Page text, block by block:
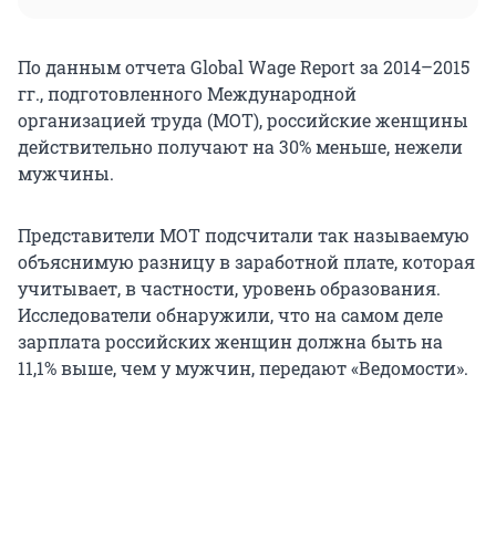
По данным отчета Global Wage Report за 2014–2015
гг., подготовленного Международной
организацией труда (МОТ), российские женщины
действительно получают на 30% меньше, нежели
мужчины.
Представители МОТ подсчитали так называемую
объяснимую разницу в заработной плате, которая
учитывает, в частности, уровень образования.
Исследователи обнаружили, что на самом деле
зарплата российских женщин должна быть на
11,1% выше, чем у мужчин, передают «Ведомости».